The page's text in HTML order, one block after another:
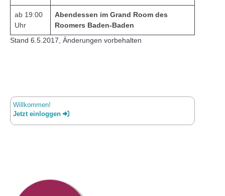
ab 19:00
Uhr
Abendessen im Grand Room des
Roomers Baden-Baden
Stand 6.5.2017, Änderungen vorbehalten
Willkommen!
Jetzt einloggen